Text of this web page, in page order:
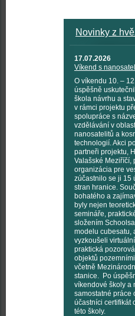
Novinky z
17.07.2026
Víkend s
O víkendu 10. –
úspěšně
škola návrhu a
v rámci projektu
spolupráce s
vzdělávání v
nanosatelitů a
technologií. Akci
partneři projektu,
Valašské Meziříčí,
organizácia pre
zúčastnilo se ji 15
stran hranice.
bohatého a
byly nejen
semináře,
složením
modelu cubesatu,
vyzkoušeli
praktická
objektů
včetně
stanice. Po
víkendové školy a
samostatné práce
účastníci certifikát
této školy.